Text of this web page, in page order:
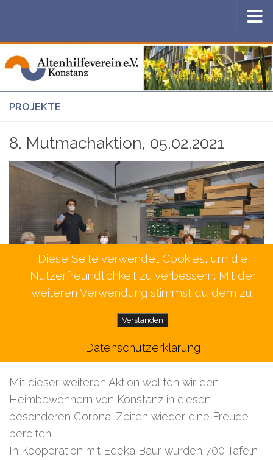
PROJEKTE
8. Mutmachaktion, 05.02.2021
Schokolade macht glücklich
Mit dieser weiteren Aktion wollten wir den
Heimbewohnern von Konstanz in diesen
besonderen Corona-Zeiten wieder eine Freude
bereiten.
In Kooperation mit Edeka Baur wurden 700 Tafeln
Diese Seite verwendet Cookies, um die
Nutzerfreundlichkeit zu verbessern. Mit der
weiteren Verwendung stimmst du dem zu.
Verstanden
Datenschutzerklärung